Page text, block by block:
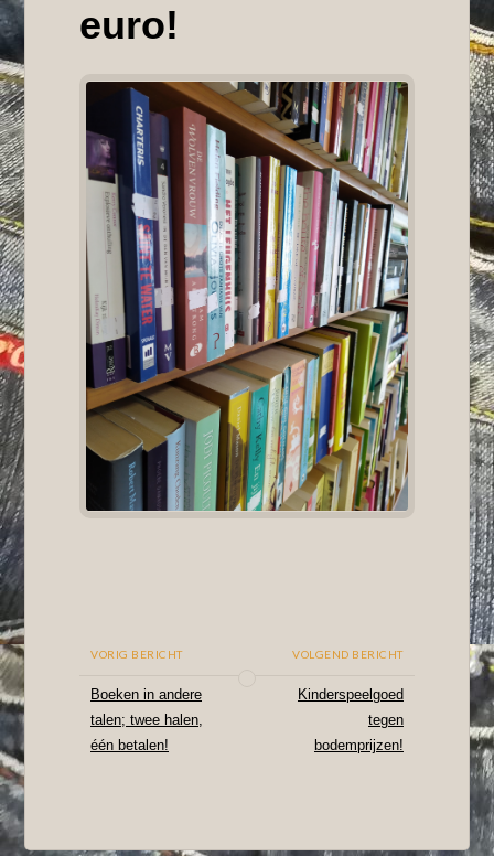
euro!
VORIG BERICHT
Boeken in andere
talen; twee halen,
één betalen!
VOLGEND BERICHT
Kinderspeelgoed
tegen
bodemprijzen!